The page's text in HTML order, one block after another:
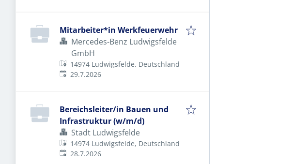
Mitarbeiter*in Werkfeuerwehr
Mercedes-Benz Ludwigsfelde
GmbH
14974 Ludwigsfelde, Deutschland
Veröffentlicht
29.7.2026
Bereichsleiter/in Bauen und
Infrastruktur (w/m/d)
Stadt Ludwigsfelde
14974 Ludwigsfelde, Deutschland
Veröffentlicht
28.7.2026